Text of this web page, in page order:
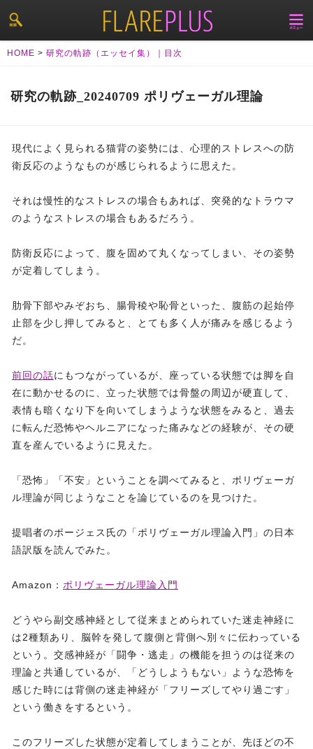
HOME > 研究の軌跡（エッセイ集）｜目次
研究の軌跡_20240709 ポリヴェーガル理論
現代によく見られる猫背の姿勢には、心理的ストレスへの防
衛反応のようなものが感じられるように思えた。
それは慢性的なストレスの場合もあれば、突発的なトラウマ
のようなストレスの場合もあるだろう。
防衛反応によって、腹を固めて丸くなってしまい、その姿勢
が定着してしまう。
肋骨下部やみぞおち、腸骨稜や恥骨といった、腹筋の起始停
止部を少し押してみると、とても多く人が痛みを感じるよう
だ。
前回の話にもつながっているが、座っている状態では脚を自
在に動かせるのに、立った状態では骨盤の周辺が硬直して、
表情も暗くなり下を向いてしまうような状態をみると、過去
に転んだ恐怖やヘルニアになった痛みなどの経験が、その硬
直を産んでいるように見えた。
「恐怖」「不安」ということを調べてみると、ポリヴェーガ
ル理論が同じようなことを論じているのを見つけた。
提唱者のポージェス氏の「ポリヴェーガル理論入門」の日本
語訳版を読んでみた。
Amazon： ポリヴェーガル理論入門
どうやら副交感神経として従来まとめられていた迷走神経に
は2種類あり、脳幹を発して腹側と背側へ別々に伝わっている
という。交感神経が「闘争・逃走」の機能を担うのは従来の
理論と共通しているが、「どうしようもない」ような恐怖を
感じた時には背側の迷走神経が「フリーズしてやり過ごす」
という働きをするという。
このフリーズした状態が定着してしまうことが、先ほどの不